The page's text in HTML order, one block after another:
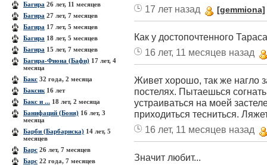
Багира 26 лет, 11 месяцев
Багира 27 лет, 7 месяцев
Багира 17 лет, 5 месяцев
Багира 18 лет, 5 месяцев
Багира 15 лет, 7 месяцев
Багира-Фиона (Бафи) 17 лет, 4
месяца
Бакс 32 года, 2 месяца
Баксик 16 лет
Бакс и ... 18 лет, 2 месяца
Банифаций (Боня) 16 лет, 3
месяца
Барби (Барбариска) 14 лет, 5
месяцев
Барс 26 лет, 7 месяцев
Барс 22 года, 7 месяцев
17 лет назад
[gemmiona]
Как у достопочтенного
16 лет, 11 месяцев назад
Живет хорошо, так же нагло
постелях. Пытаешься
устраиваться на моей
приходиться тесниться.
16 лет, 11 месяцев назад
Значит любит...